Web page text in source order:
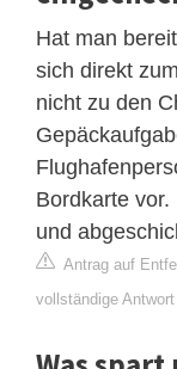
Hat man
sich direkt
nicht zu den
Bordkarte
und
Antrag auf
vollständige